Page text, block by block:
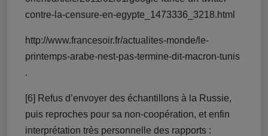
contre-la-censure-en-egypte_1473336_3218.html
http://www.francesoir.fr/actualites-monde/le-
printemps-arabe-nest-pas-termine-dit-macron-tunis
.
[6] Refus d’envoyer des échantillons à la Russie,
puis reproches pour sa non-coopération, et enfin
interprétation très personnelle des rapports :